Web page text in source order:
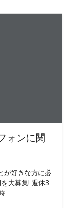
ォンに関
が好きな方に必
大募集! 週休3